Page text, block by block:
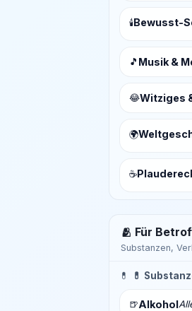
🕯️Bewusst-
🎵 Musik &
😂Witziges
🌍
☕
🫂 Für
Substanzen,
💊 💊
🍺Alkohol